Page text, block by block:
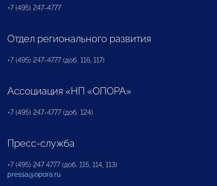
+7 (495) 247-4777
Отдел регионального развития
+7 (495) 247-4777 (доб. 116, 117)
Ассоциация «НП «ОПОРА»
+7 (495) 247-4777 (доб. 124)
Пресс-служба
+7 (495) 247 4777 (доб. 115, 114, 113)
pressa@opora.ru